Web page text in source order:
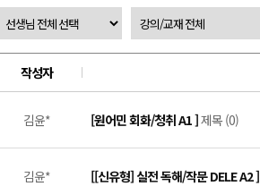
작성자
김윤* [원어민 회화/청취 A1 ]제목 (0)
김윤* [[신유형] 실전 독해/작문 DELE A2 ]